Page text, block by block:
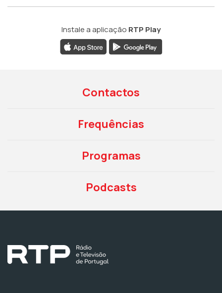
Instale a aplicação RTP Play
Contactos
Frequências
Programas
Podcasts